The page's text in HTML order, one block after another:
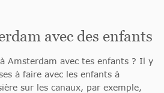
avec des enfants
Amsterdam avec tes enfants ? Il y
à faire avec les enfants à
sur les canaux, par exemple,